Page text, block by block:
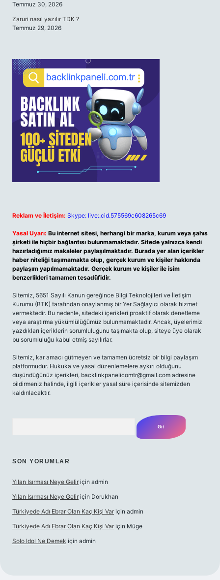
Temmuz 30, 2026
Zaruri nasıl yazılır TDK ?
Temmuz 29, 2026
Reklam ve İletişim: Skype: live:.cid.575569c608265c69
Yasal Uyarı: Bu internet sitesi, herhangi bir marka, kurum veya şahıs
şirketi ile hiçbir bağlantısı bulunmamaktadır. Sitede yalnızca kendi
hazırladığımız makaleler paylaşılmaktadır. Burada yer alan içerikler
haber niteliği taşımamakta olup, gerçek kurum ve kişiler hakkında
paylaşım yapılmamaktadır. Gerçek kurum ve kişiler ile isim
benzerlikleri tamamen tesadüfidir.
Sitemiz, 5651 Sayılı Kanun gereğince Bilgi Teknolojileri ve İletişim
Kurumu (BTK) tarafından onaylanmış bir Yer Sağlayıcı olarak hizmet
vermektedir. Bu nedenle, sitedeki içerikleri proaktif olarak denetleme
veya araştırma yükümlülüğümüz bulunmamaktadır. Ancak, üyelerimiz
yazdıkları içeriklerin sorumluluğunu taşımakta olup, siteye üye olarak
bu sorumluluğu kabul etmiş sayılırlar.
Sitemiz, kar amacı gütmeyen ve tamamen ücretsiz bir bilgi paylaşım
platformudur. Hukuka ve yasal düzenlemelere aykırı olduğunu
düşündüğünüz içerikleri, backlinkpanelicomtr@gmail.com adresine
bildirmeniz halinde, ilgili içerikler yasal süre içerisinde sitemizden
kaldırılacaktır.
SON YORUMLAR
Yılan Isırması Neye Gelir için admin
Yılan Isırması Neye Gelir için Dorukhan
Türkiyede Adı Ebrar Olan Kaç Kişi Var için admin
Türkiyede Adı Ebrar Olan Kaç Kişi Var için Müge
Solo Idol Ne Demek için admin